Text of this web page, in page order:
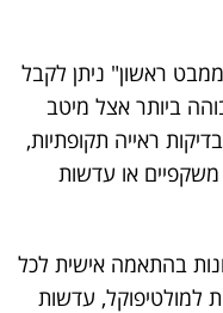
ראשון" ניתן לקבל
ביותר אצל מיטב
ראייה תקופתיות,
או עדשות
בהתאמה אישית לכל
למולטיפוקל, עדשות